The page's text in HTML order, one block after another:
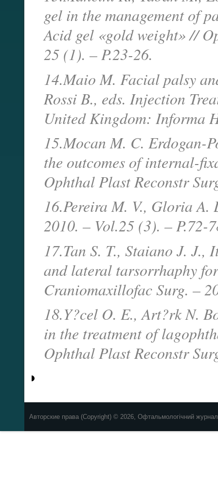
gel in the management of
Acid gel «gold weight» //
25 (1). – P.23-26.
14.Maio M. Facial palsy
Rossi B., eds. Injection
United Kingdom: Informa
15.Mocan M. C. Erdogan-
the outcomes of internal-
Ophthal Plast Reconstr
16.Pereira M. V., Gloria A.
2010. – Vol.25 (3). – P.72-
17.Tan S. T., Staiano J.
and lateral tarsorrhaphy
Craniomaxillofac Surg. –
18.Y?cel O. E., Art?rk N.
in the treatment of
Ophthal Plast Reconstr
Авторские права (Copyright) © 2026, Офтальмологічний